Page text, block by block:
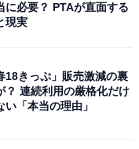
に必要？ PTAが直面する
現実
18きっぷ」販売激減の裏
？ 連続利用の厳格化だけ
い「本当の理由」